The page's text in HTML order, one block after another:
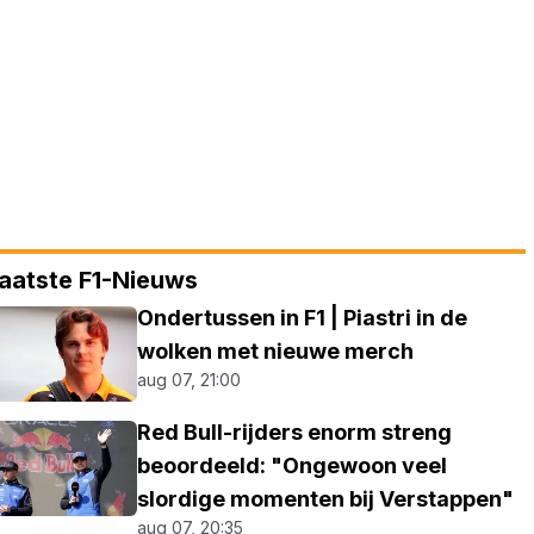
F1-Nieuws
Ondertussen in F1 | Piastri in de
wolken met nieuwe merch
aug 07, 21:00
Red Bull-rijders enorm streng
beoordeeld: "Ongewoon veel
slordige momenten bij Verstappen"
aug 07, 20:35